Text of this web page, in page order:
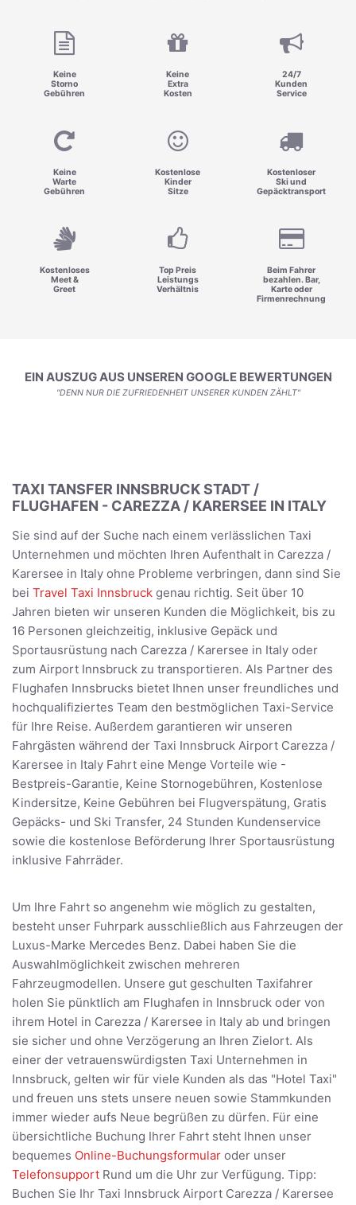
Keine
Storno
Gebühren
Keine
Extra
Kosten
24/7
Kunden
Service
Keine
Warte
Gebühren
Kostenlose
Kinder
Sitze
Kostenloser
Ski und
Gepäcktransport
Kostenloses
Meet &
Greet
Top Preis
Leistungs
Verhältnis
Beim Fahrer
bezahlen. Bar,
Karte oder
Firmenrechnung
EIN AUSZUG AUS UNSEREN GOOGLE BEWERTUNGEN
"DENN NUR DIE ZUFRIEDENHEIT UNSERER KUNDEN ZÄHLT"
TAXI TANSFER INNSBRUCK STADT /
FLUGHAFEN - CAREZZA / KARERSEE IN ITALY
Sie sind auf der Suche nach einem verlässlichen Taxi
Unternehmen und möchten Ihren Aufenthalt in Carezza /
Karersee in Italy ohne Probleme verbringen, dann sind Sie
bei Travel Taxi Innsbruck genau richtig. Seit über 10
Jahren bieten wir unseren Kunden die Möglichkeit, bis zu
16 Personen gleichzeitig, inklusive Gepäck und
Sportausrüstung nach Carezza / Karersee in Italy oder
zum Airport Innsbruck zu transportieren. Als Partner des
Flughafen Innsbrucks bietet Ihnen unser freundliches und
hochqualifiziertes Team den bestmöglichen Taxi-Service
für Ihre Reise. Außerdem garantieren wir unseren
Fahrgästen während der Taxi Innsbruck Airport Carezza /
Karersee in Italy Fahrt eine Menge Vorteile wie -
Bestpreis-Garantie, Keine Stornogebühren, Kostenlose
Kindersitze, Keine Gebühren bei Flugverspätung, Gratis
Gepäcks- und Ski Transfer, 24 Stunden Kundenservice
sowie die kostenlose Beförderung Ihrer Sportausrüstung
inklusive Fahrräder.
Um Ihre Fahrt so angenehm wie möglich zu gestalten,
besteht unser Fuhrpark ausschließlich aus Fahrzeugen der
Luxus-Marke Mercedes Benz. Dabei haben Sie die
Auswahlmöglichkeit zwischen mehreren
Fahrzeugmodellen. Unsere gut geschulten Taxifahrer
holen Sie pünktlich am Flughafen in Innsbruck oder von
ihrem Hotel in Carezza / Karersee in Italy ab und bringen
sie sicher und ohne Verzögerung an Ihren Zielort. Als
einer der vetrauenswürdigsten Taxi Unternehmen in
Innsbruck, gelten wir für viele Kunden als das "Hotel Taxi"
und freuen uns stets unsere neuen sowie Stammkunden
immer wieder aufs Neue begrüßen zu dürfen. Für eine
übersichtliche Buchung Ihrer Fahrt steht Ihnen unser
bequemes Online-Buchungsformular oder unser
Telefonsupport Rund um die Uhr zur Verfügung. Tipp:
Buchen Sie Ihr Taxi Innsbruck Airport Carezza / Karersee